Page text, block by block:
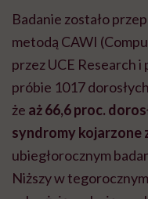
Badanie zostało
metodą CAWI
przez UCE Research
próbie 1017
że aż 66,6 proc.
syndromy kojarzone
ubiegłorocznym
Niższy w